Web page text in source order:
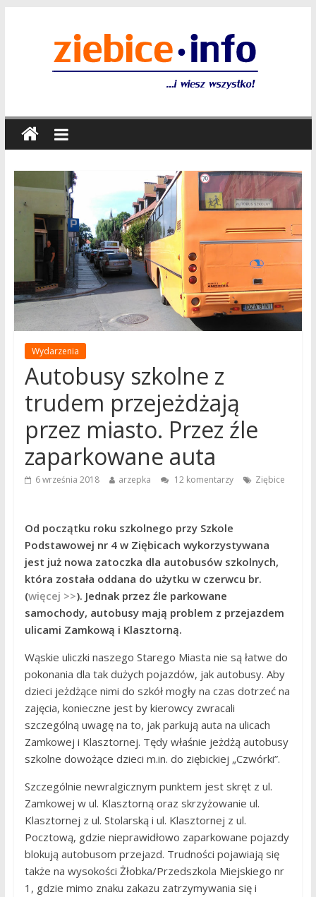
Wydarzenia
Autobusy szkolne z
trudem przejeżdżają
przez miasto. Przez źle
zaparkowane auta
6 września 2018 arzepka 12 komentarzy Ziębice
Od początku roku szkolnego przy Szkole
Podstawowej nr 4 w Ziębicach wykorzystywana
jest już nowa zatoczka dla autobusów szkolnych,
która została oddana do użytku w czerwcu br.
(więcej >>). Jednak przez źle parkowane
samochody, autobusy mają problem z przejazdem
ulicami Zamkową i Klasztorną.
Wąskie uliczki naszego Starego Miasta nie są łatwe do
pokonania dla tak dużych pojazdów, jak autobusy. Aby
dzieci jeżdżące nimi do szkół mogły na czas dotrzeć na
zajęcia, konieczne jest by kierowcy zwracali
szczególną uwagę na to, jak parkują auta na ulicach
Zamkowej i Klasztornej. Tędy właśnie jeżdżą autobusy
szkolne dowożące dzieci m.in. do ziębickiej „Czwórki”.
Szczególnie newralgicznym punktem jest skręt z ul.
Zamkowej w ul. Klasztorną oraz skrzyżowanie ul.
Klasztornej z ul. Stolarską i ul. Klasztornej z ul.
Pocztową, gdzie nieprawidłowo zaparkowane pojazdy
blokują autobusom przejazd. Trudności pojawiają się
także na wysokości Żłobka/Przedszkola Miejskiego nr
1, gdzie mimo znaku zakazu zatrzymywania się i